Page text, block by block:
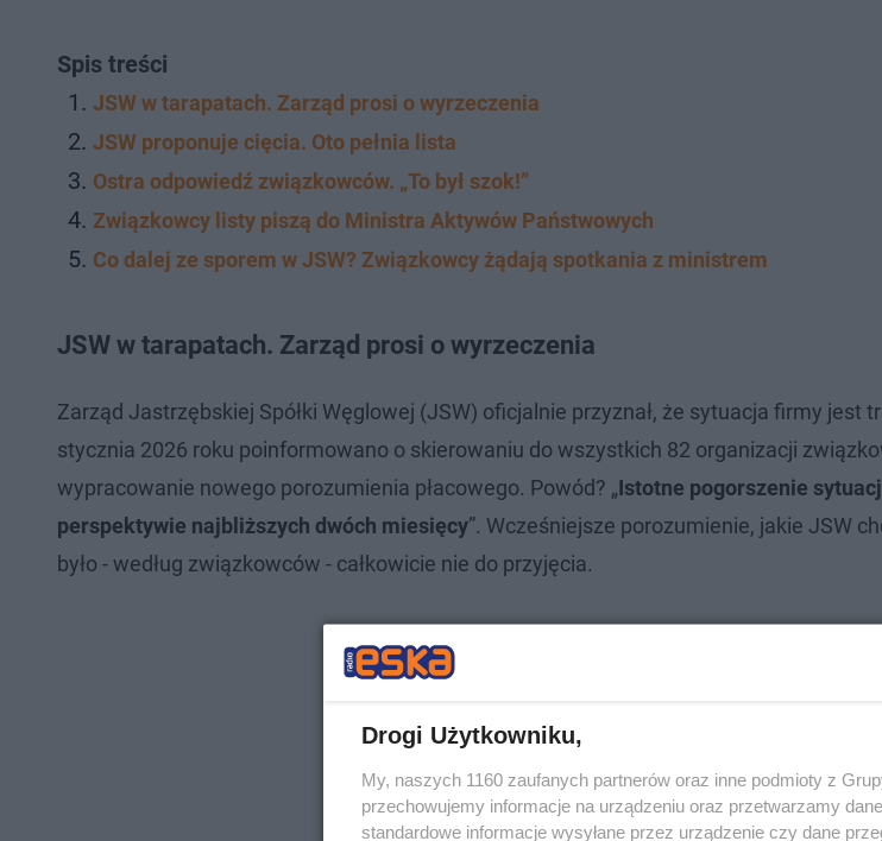
Spis treści
JSW w tarapatach. Zarząd prosi o wyrzeczenia
JSW proponuje cięcia. Oto pełnia lista
Ostra odpowiedź związkowców. „To był szok!”
Związkowcy listy piszą do Ministra Aktywów Państwowych
Co dalej ze sporem w JSW? Związkowcy żądają spotkania z ministrem
JSW w tarapatach. Zarząd prosi o wyrzeczenia
Zarząd Jastrzębskiej Spółki Węglowej (JSW) oficjalnie przyznał, że sytuacja firmy jest
stycznia 2026 roku poinformowano o skierowaniu do wszystkich 82 organizacji
wypracowanie nowego porozumienia płacowego. Powód? „Istotne pogorszenie
perspektywie najbliższych dwóch miesięcy”. Wcześniejsze porozumienie, jakie JSW
było - według związkowców - całkowicie nie do przyjęcia.
Drogi Użytkowniku,
My, naszych 1160 zaufanych partnerów oraz inne podmioty z
przechowujemy informacje na urządzeniu oraz przetwarzamy
standardowe informacje wysyłane przez urządzenie czy dane